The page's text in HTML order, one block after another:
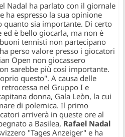
Nadal ha parlato con il giornale
ha espresso la sua opinione
quanto sia importante. Di certo
è bello giocarla, ma non è
tennisti non partecipano
perso valore presso i giocatori
Open non giocassero
sarebbe più così importante.
questo". A causa delle
nel Gruppo I e
donna, Gala Leòn, la cui
di polemica. Il primo
arriverà in queste ore al
a Basilea, Rafael Nadal
"Tages Anzeiger" e ha